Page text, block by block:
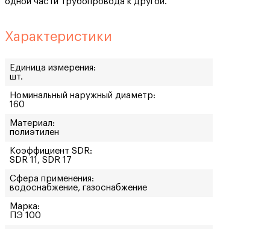
Характеристики
Единица измерения:
шт.
Номинальный наружный диаметр:
160
Материал:
полиэтилен
Коэффициент SDR:
SDR 11, SDR 17
Сфера применения:
водоснабжение, газоснабжение
Марка:
ПЭ 100